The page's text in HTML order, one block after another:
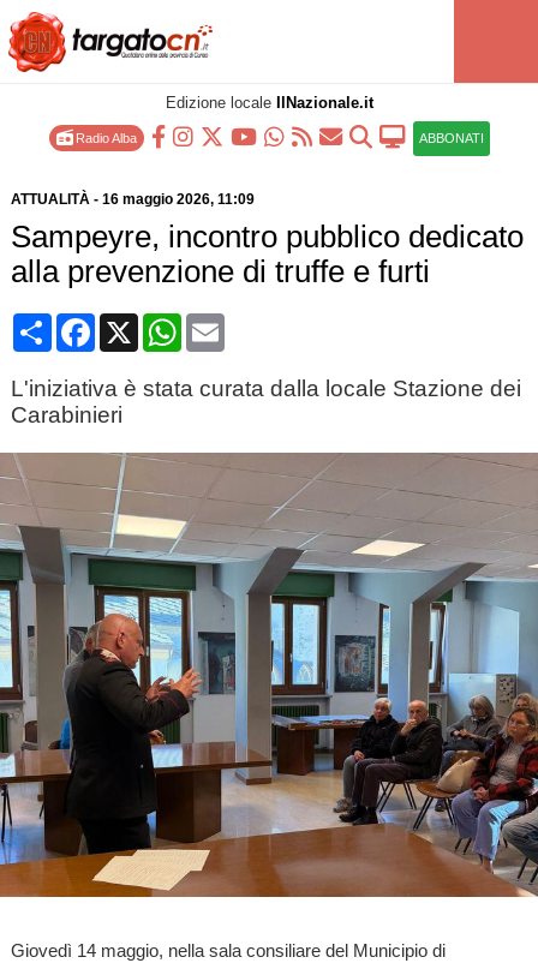
Edizione locale IlNazionale.it
Radio Alba ABBONATI
ATTUALITÀ- 16 maggio 2026, 11:09
Sampeyre, incontro pubblico dedicato
alla prevenzione di truffe e furti
CondividiFacebook
X WhatsApp
Email
L'iniziativa è stata curata dalla locale Stazione dei
Carabinieri
Giovedì 14 maggio, nella sala consiliare del Municipio di